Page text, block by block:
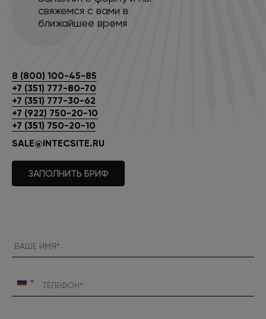
свяжемся с вами в
ближайшее время
8 (800) 100-45-85
+7 (351) 777-80-70
+7 (351) 777-30-62
+7 (922) 750-20-10
+7 (351) 750-20-10
SALE@INTECSITE.RU
ЗАПОЛНИТЬ БРИФ
Россия